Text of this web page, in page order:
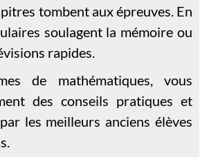
tombent aux épreuves. En
soulagent la mémoire ou
rapides.
de mathématiques, vous
des conseils pratiques et
les meilleurs anciens élèves